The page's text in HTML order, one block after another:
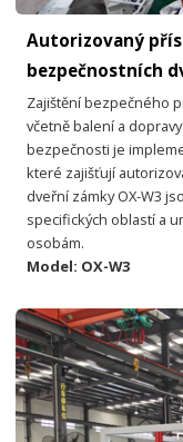
Autorizovaný
bezpečnostních
Zajištění bezpečného
včetně balení a
bezpečnosti je
které zajišťují
dveřní zámky OX-W3
specifických oblastí a
osobám.
Model: OX-W3